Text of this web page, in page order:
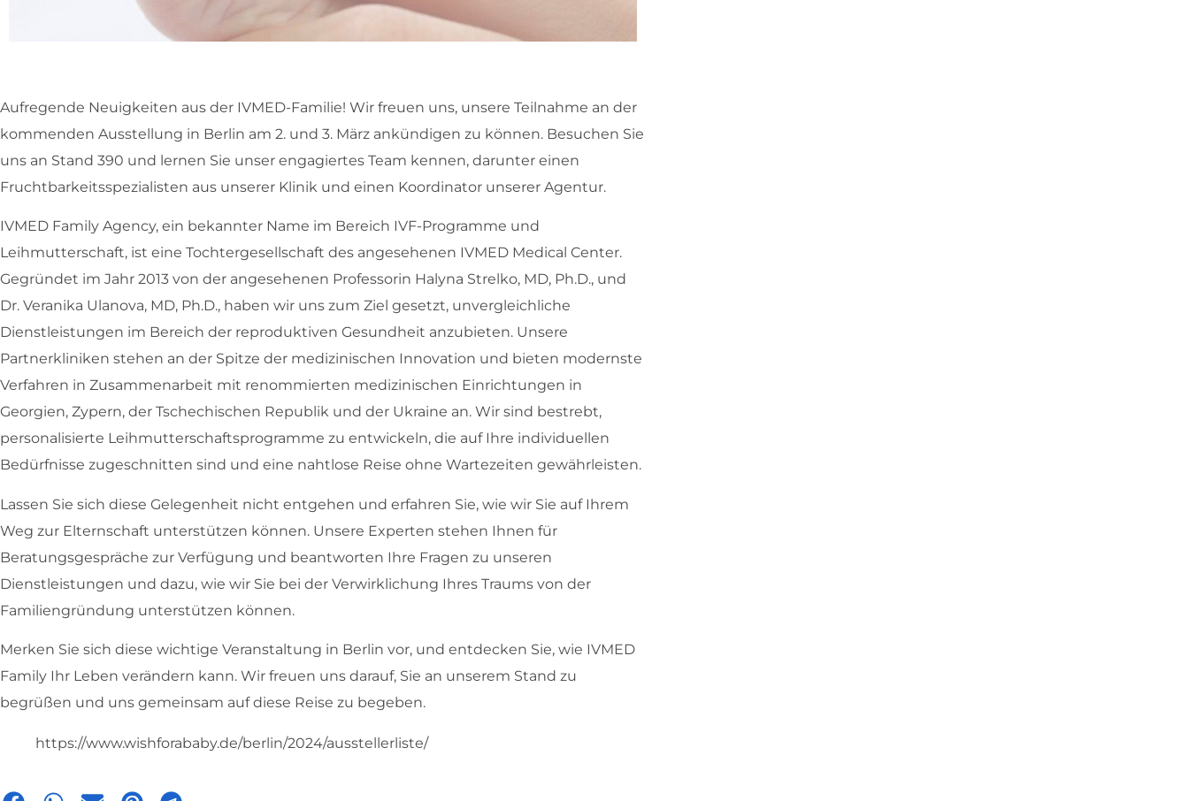
Aufregende Neuigkeiten aus der IVMED-Familie! Wir freuen uns, unsere Teilnahme an der
kommenden Ausstellung in Berlin am 2. und 3. März ankündigen zu können. Besuchen Sie
uns an Stand 390 und lernen Sie unser engagiertes Team kennen, darunter einen
Fruchtbarkeitsspezialisten aus unserer Klinik und einen Koordinator unserer Agentur.
IVMED Family Agency, ein bekannter Name im Bereich IVF-Programme und
Leihmutterschaft, ist eine Tochtergesellschaft des angesehenen IVMED Medical Center.
Gegründet im Jahr 2013 von der angesehenen Professorin Halyna Strelko, MD, Ph.D., und
Dr. Veranika Ulanova, MD, Ph.D., haben wir uns zum Ziel gesetzt, unvergleichliche
Dienstleistungen im Bereich der reproduktiven Gesundheit anzubieten. Unsere
Partnerkliniken stehen an der Spitze der medizinischen Innovation und bieten modernste
Verfahren in Zusammenarbeit mit renommierten medizinischen Einrichtungen in
Georgien, Zypern, der Tschechischen Republik und der Ukraine an. Wir sind bestrebt,
personalisierte Leihmutterschaftsprogramme zu entwickeln, die auf Ihre individuellen
Bedürfnisse zugeschnitten sind und eine nahtlose Reise ohne Wartezeiten gewährleisten.
Lassen Sie sich diese Gelegenheit nicht entgehen und erfahren Sie, wie wir Sie auf Ihrem
Weg zur Elternschaft unterstützen können. Unsere Experten stehen Ihnen für
Beratungsgespräche zur Verfügung und beantworten Ihre Fragen zu unseren
Dienstleistungen und dazu, wie wir Sie bei der Verwirklichung Ihres Traums von der
Familiengründung unterstützen können.
Merken Sie sich diese wichtige Veranstaltung in Berlin vor, und entdecken Sie, wie IVMED
Family Ihr Leben verändern kann. Wir freuen uns darauf, Sie an unserem Stand zu
begrüßen und uns gemeinsam auf diese Reise zu begeben.
https://www.wishforababy.de/berlin/2024/ausstellerliste/